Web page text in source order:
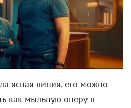
ясная линия, его можно
как мыльную оперу в